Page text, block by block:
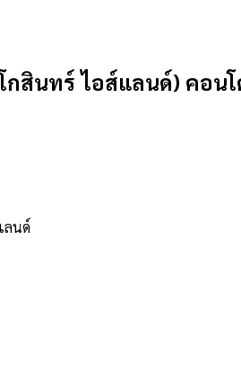
กสินทร์ ไอส์แลนด์) คอน
ลนด์